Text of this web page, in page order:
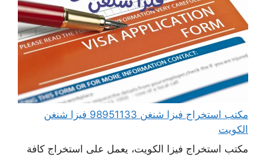
مكتب استخراج فيزا شنغن 98951133 فيزا شنغن
الكويت
مكتب استخراج فيزا الكويت، يعمل على استخراج كافة